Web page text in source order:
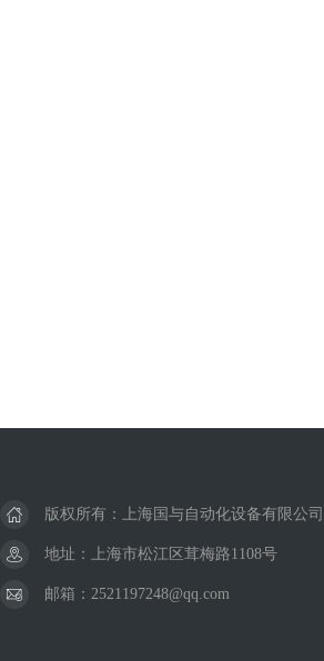
版权所有：上海国与自动化设备有限公司
地址：上海市松江区茸梅路1108号
邮箱：2521197248@qq.com